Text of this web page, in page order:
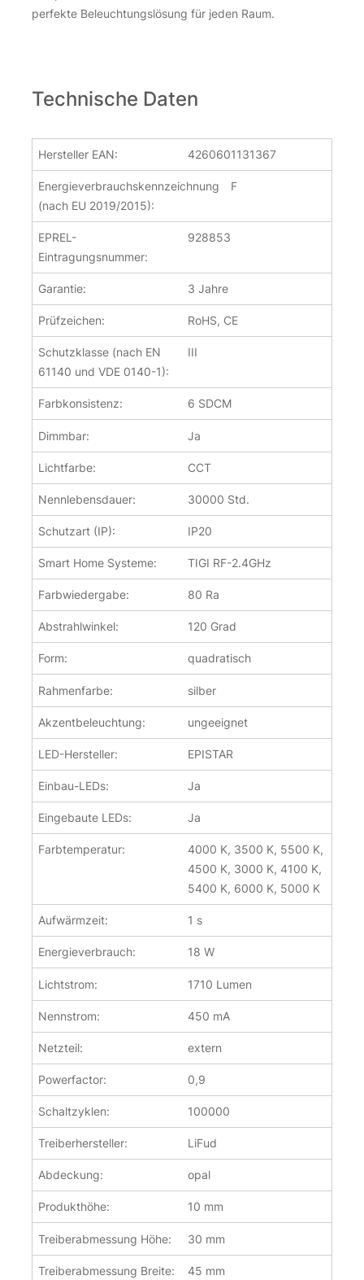
perfekte Beleuchtungslösung für jeden Raum.
Technische Daten
Hersteller EAN: 4260601131367
Energieverbrauchskennzeichnung
(nach EU 2019/2015):
F
EPREL-
Eintragungsnummer:
928853
Garantie: 3 Jahre
Prüfzeichen: RoHS, CE
Schutzklasse (nach EN
61140 und VDE 0140-1):
III
Farbkonsistenz: 6 SDCM
Dimmbar: Ja
Lichtfarbe: CCT
Nennlebensdauer: 30000 Std.
Schutzart (IP): IP20
Smart Home Systeme: TIGI RF-2.4GHz
Farbwiedergabe: 80 Ra
Abstrahlwinkel: 120 Grad
Form: quadratisch
Rahmenfarbe: silber
Akzentbeleuchtung: ungeeignet
LED-Hersteller: EPISTAR
Einbau-LEDs: Ja
Eingebaute LEDs: Ja
Farbtemperatur:
4000 K, 3500 K, 5500 K,
4500 K, 3000 K, 4100 K,
5400 K, 6000 K, 5000 K
Aufwärmzeit: 1 s
Energieverbrauch: 18 W
Lichtstrom: 1710 Lumen
Nennstrom: 450 mA
Netzteil: extern
Powerfactor: 0,9
Schaltzyklen: 100000
Treiberhersteller: LiFud
Abdeckung: opal
Produkthöhe: 10 mm
Treiberabmessung Höhe: 30 mm
Treiberabmessung Breite: 45 mm